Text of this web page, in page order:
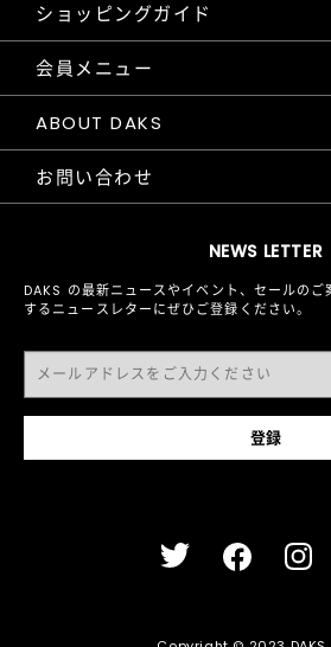
NEWS LETTER
DAKS の最新ニュースやイベント、セールのご
するニュースレターにぜひご登録ください。
ショッピングガイド
会員メニュー
ABOUT DAKS
お問い合わせ